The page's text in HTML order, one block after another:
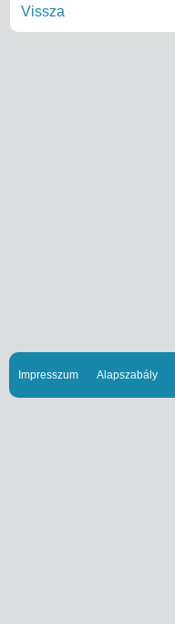
Vissza
Impresszum Alapszabály